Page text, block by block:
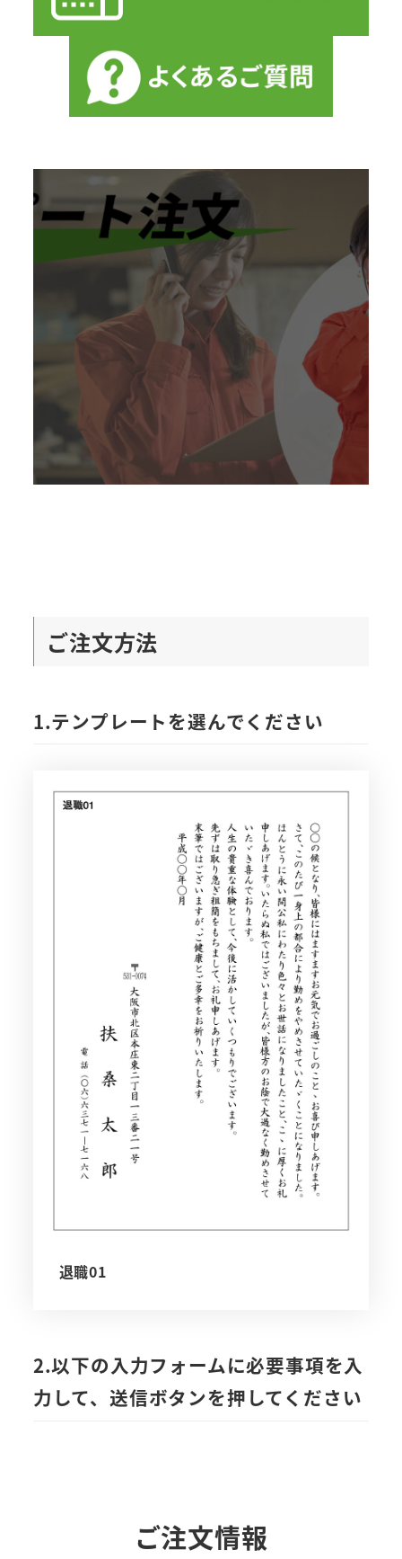
リピート注文はこ
ちら
注文する
ご注文方法
1.テンプレートを選んでください
退職01
2.以下の入力フォームに必要事項を入
力して、送信ボタンを押してください
ご注文情報